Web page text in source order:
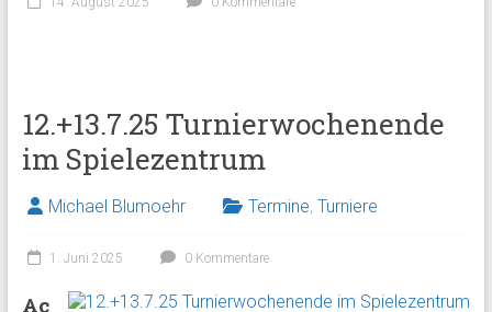
12.+13.7.25 Turnierwochenende
im Spielezentrum
Michael Blumoehr Termine, Turniere
1. Juni 2025 0 Kommentare
Ac